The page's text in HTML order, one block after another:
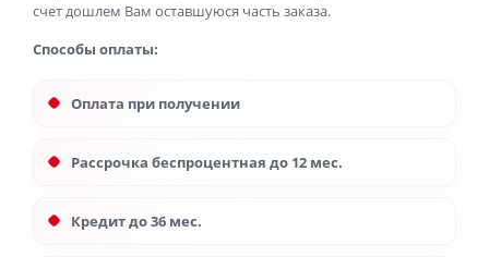
счет дошлем Вам оставшуюся часть заказа.
Способы оплаты:
Оплата при получении
Рассрочка беспроцентная до 12 мес.
Кредит до 36 мес.